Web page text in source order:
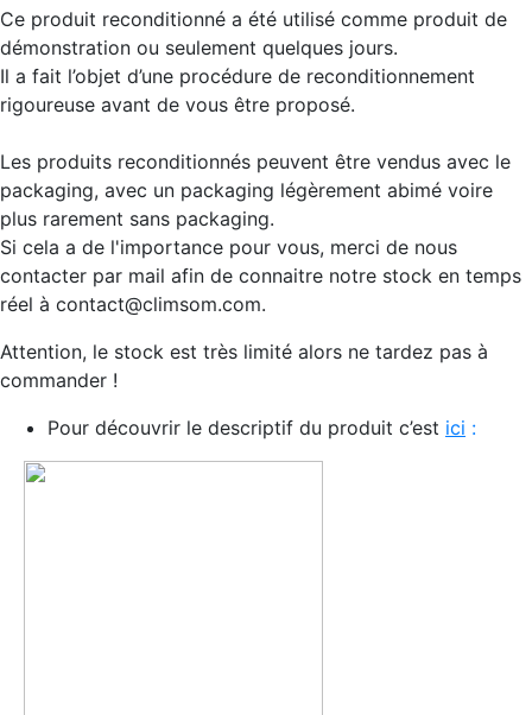
Ce produit reconditionné a été utilisé comme produit de
démonstration ou seulement quelques jours.
Il a fait l’objet d’une procédure de reconditionnement
rigoureuse avant de vous être proposé.
Les produits reconditionnés peuvent être vendus avec le
packaging, avec un packaging légèrement abimé voire
plus rarement sans packaging.
Si cela a de l'importance pour vous, merci de nous
contacter par mail afin de connaitre notre stock en temps
réel à contact@climsom.com.
Attention, le stock est très limité alors ne tardez pas à
commander !
Pour découvrir le descriptif du produit c’est ici :